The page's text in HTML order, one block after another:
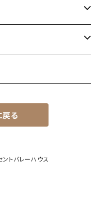
る
トバレーハウス